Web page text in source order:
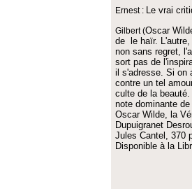
Ernest : Le vrai
Gilbert (Oscar
de le haïr. L'autre,
non sans regret,
sort pas de
il s'adresse. Si on
contre un tel
culte de la
note dominante
Oscar Wilde, la
Dupuigranet
Jules Cantel, 370
Disponible à la